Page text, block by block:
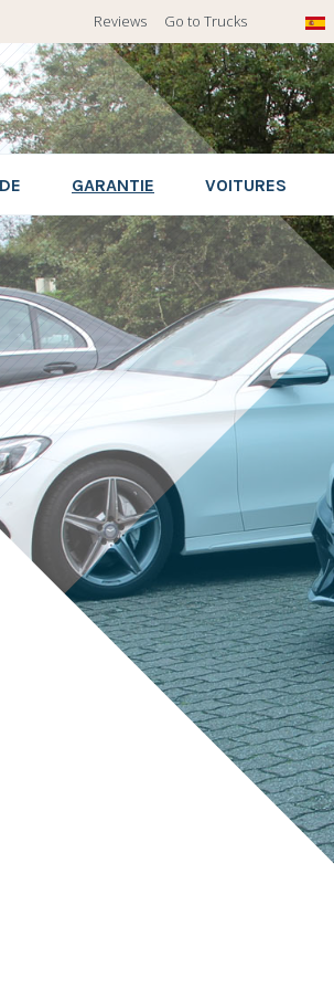
Reviews Go to Trucks
GARANTIE VOITURES